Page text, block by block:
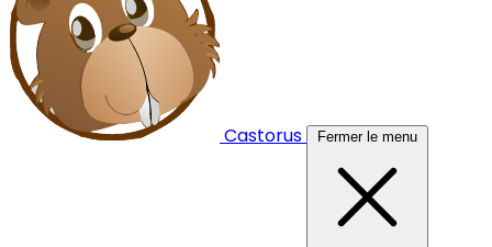
Castorus Fermer le menu